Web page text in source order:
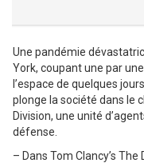
Une pandémie
York, coupant une par
l’espace de quelques
plonge la société dans le
Division, une unité
défense.
– Dans Tom Clancy’s